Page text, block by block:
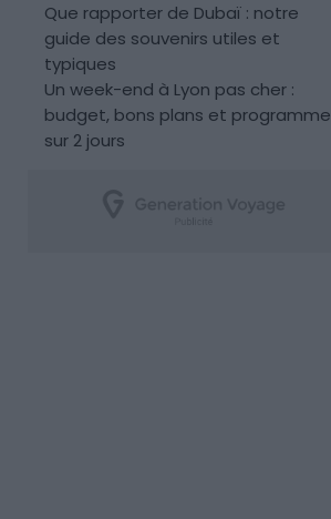
Que rapporter de Dubaï : notre
guide des souvenirs utiles et
typiques
Un week-end à Lyon pas cher :
budget, bons plans et programme
sur 2 jours